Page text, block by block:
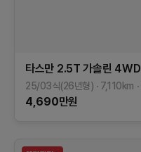
타스만 2.5T 가솔린 4WD
25/03식(26년형) 7,110km
4,690만원